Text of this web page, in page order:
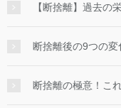
【断捨離】過去の
断捨離後の9つの変
断捨離の極意！こ